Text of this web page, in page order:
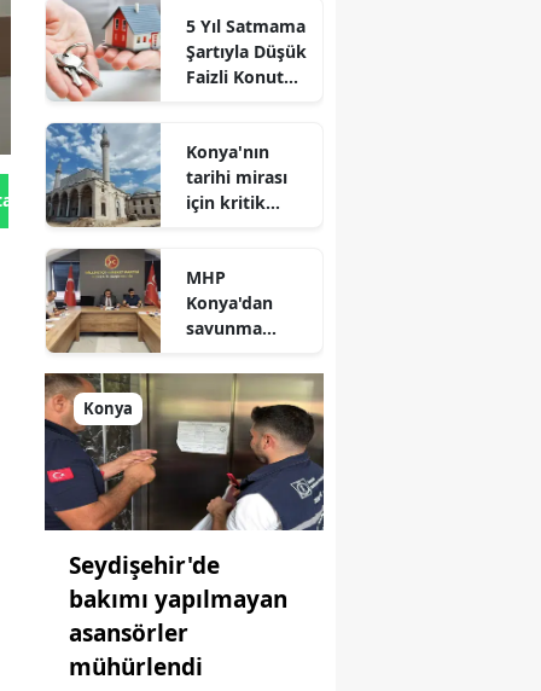
Gönder
5 Yıl Satmama
Şartıyla Düşük
Faizli Konut
Konya'nın
tarihi mirası
için kritik
açıklandı
MHP
Konya'dan
savunma
yeni hamle: İlk
toplantı
yapıldı!
Konya
Seydişehir'de
bakımı yapılmayan
asansörler
mühürlendi